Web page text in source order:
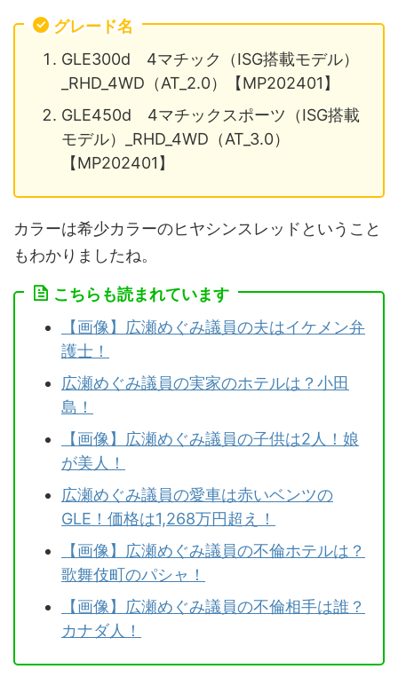
グレード名
GLE300d 4マチック（ISG搭載モデル）
_RHD_4WD（AT_2.0）【MP202401】
GLE450d 4マチックスポーツ（ISG搭載
モデル）_RHD_4WD（AT_3.0）
【MP202401】
カラーは希少カラーのヒヤシンスレッドということ
もわかりましたね。
こちらも読まれています
【画像】広瀬めぐみ議員の夫はイケメン弁
護士！
広瀬めぐみ議員の実家のホテルは？小田
島！
【画像】広瀬めぐみ議員の子供は2人！娘
が美人！
広瀬めぐみ議員の愛車は赤いベンツの
GLE！価格は1,268万円超え！
【画像】広瀬めぐみ議員の不倫ホテルは？
歌舞伎町のパシャ！
【画像】広瀬めぐみ議員の不倫相手は誰？
カナダ人！